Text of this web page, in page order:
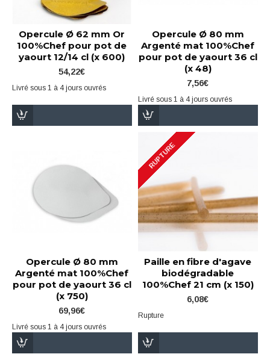
Opercule Ø 62 mm Or
100%Chef pour pot de
yaourt 12/14 cl (x 600)
54,22€
Livré sous 1 à 4 jours ouvrés
Opercule Ø 80 mm
Argenté mat 100%Chef
pour pot de yaourt 36 cl
(x 48)
7,56€
Livré sous 1 à 4 jours ouvrés
Opercule Ø 80 mm
Argenté mat 100%Chef
pour pot de yaourt 36 cl
(x 750)
69,96€
Livré sous 1 à 4 jours ouvrés
RUPTURE
Paille en fibre d'agave
biodégradable
100%Chef 21 cm (x 150)
6,08€
Rupture